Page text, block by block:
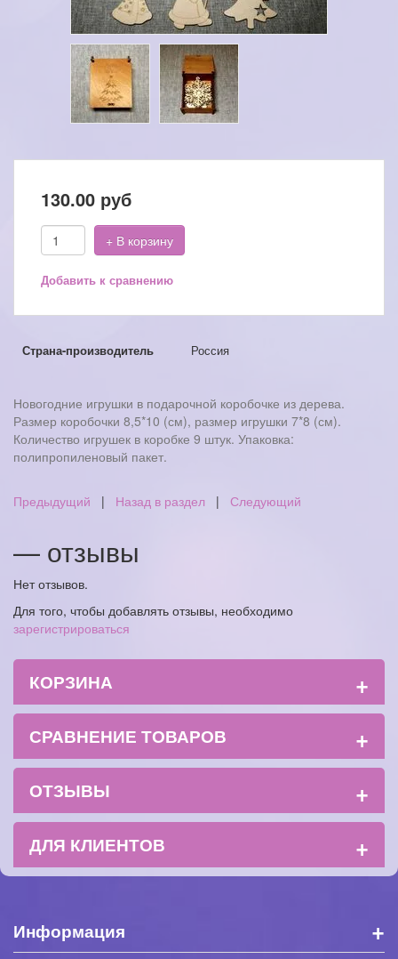
130.00 руб
+ В корзину
Добавить к сравнению
Страна-производитель Россия
Новогодние игрушки в подарочной коробочке из дерева.
Размер коробочки 8,5*10 (см), размер игрушки 7*8 (см).
Количество игрушек в коробке 9 штук. Упаковка:
полипропиленовый пакет.
Предыдущий | Назад в раздел | Следующий
— отзывы
Нет отзывов.
Для того, чтобы добавлять отзывы, необходимо
зарегистрироваться
КОРЗИНА +
СРАВНЕНИЕ ТОВАРОВ +
ОТЗЫВЫ +
ДЛЯ КЛИЕНТОВ +
Информация
+